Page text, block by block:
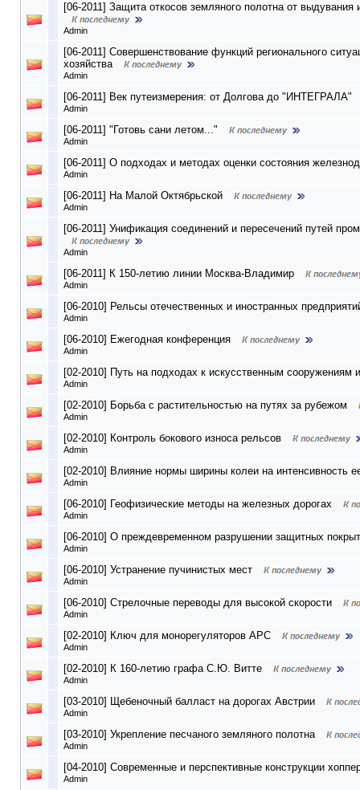
[06-2011] Защита откосов земляного полотна от выдувания
Admin
[06-2011] Совершенствование функций регионального
хозяйства
Admin
[06-2011] Век путеизмерения: от Долгова до "ИНТЕГРАЛА"
Admin
[06-2011] "Готовь сани летом..."
Admin
[06-2011] О подходах и методах оценки состояния
Admin
[06-2011] На Малой Октябрьской
Admin
[06-2011] Унификация соединений и пересечений путей
Admin
[06-2011] К 150-летию линии Москва-Владимир
Admin
[06-2010] Рельсы отечественных и иностранных
Admin
[06-2010] Ежегодная конференция
Admin
[02-2010] Путь на подходах к искусственным сооружениям
Admin
[02-2010] Борьба с растительностью на путях за рубежом
Admin
[02-2010] Контроль бокового износа рельсов
Admin
[02-2010] Влияние нормы ширины колеи на интенсивность
Admin
[06-2010] Геофизические методы на железных дорогах
Admin
[06-2010] О преждевременном разрушении защитных
Admin
[06-2010] Устранение пучинистых мест
Admin
[06-2010] Стрелочные переводы для высокой скорости
Admin
[02-2010] Ключ для монорегуляторов АРС
Admin
[02-2010] К 160-летию графа С.Ю. Витте
Admin
[03-2010] Щебеночный балласт на дорогах Австрии
Admin
[03-2010] Укрепление песчаного земляного полотна
Admin
[04-2010] Современные и перспективные конструкции
Admin